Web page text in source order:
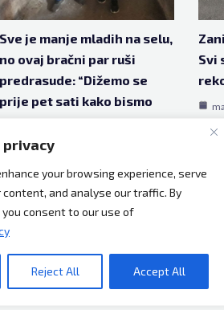
privacy
your browsing experience, serve
and analyse our traffic. By
you consent to our use of
Reject All Accept All
Sve je manje mladih na selu,
no ovaj bračni par ruši
predrasude: “Dižemo se
prije pet sati kako bismo
jun 7, 2021
Svi